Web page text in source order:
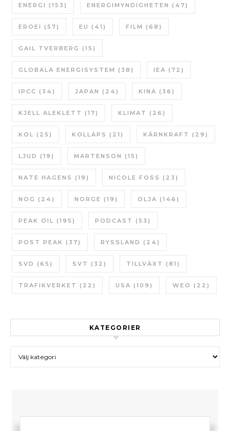
ENERGI (153) ENERGIMYNDIGHETEN (47)
EROEI (57) EU (41) FILM (68)
GAIL TVERBERG (15)
GLOBALA ENERGISYSTEM (38) IEA (72)
IPCC (34) JAPAN (24) KINA (36)
KJELL ALEKLETT (17) KLIMAT (26)
KOL (25) KOLLAPS (21) KÄRNKRAFT (29)
LJUD (19) MARTENSON (15)
NATE HAGENS (19) NICOLE FOSS (23)
NOG (24) NORGE (19) OLJA (146)
PEAK OIL (195) PODCAST (53)
POST PEAK (37) RYSSLAND (24)
SVD (65) SVT (32) TILLVÄXT (81)
TRAFIKVERKET (22) USA (109) WEO (22)
KATEGORIER